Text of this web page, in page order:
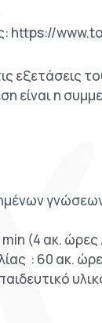
https://
εξετάσεις
είναι η
(4 ακ.
: 60 ακ.